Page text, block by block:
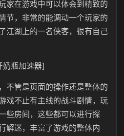
家在游戏中可以体会到精致的
节，非常的能调动一个玩家的
江湖上的一名侠客，很有自己
奶瓶加速器]
不管是页面的操作还是整体的
戏不止有主线的战斗剧情，玩
些房间，这些都可以进行探
解迷，丰富了游戏的整体内